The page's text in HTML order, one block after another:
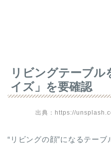
リビングテーブル
イズ」を要確認
出典：https://
“リビングの顔”になるテー